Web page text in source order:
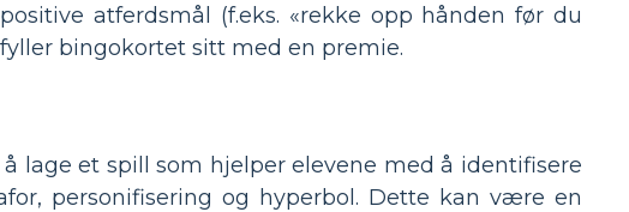
atferdsmål (f.eks. «rekke opp hånden før du
bingokortet sitt med en premie.
lage et spill som hjelper elevene med å identifisere
personifisering og hyperbol. Dette kan være en